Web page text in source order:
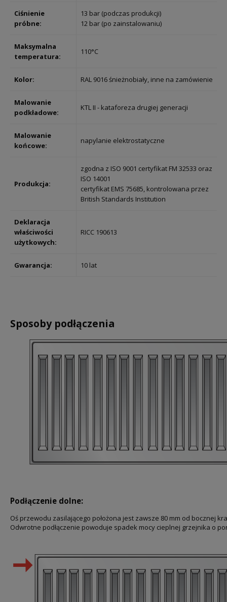
Ciśnienie
próbne:
13 bar (podczas produkcji)
12 bar (po zainstalowaniu)
Maksymalna
temperatura:
110°C
Kolor: RAL 9016 śnieżnobiały, inne na zamówienie
Malowanie
podkładowe:
KTL II - kataforeza drugiej generacji
Malowanie
końcowe:
napylanie elektrostatyczne
Produkcja:
zgodna z ISO 9001 certyfikat FM 32533 oraz
ISO 14001
certyfikat EMS 75685, kontrolowana przez
British Standards Institution
Deklaracja
właściwości
użytkowych:
RICC 190613
Gwarancja: 10 lat
Sposoby podłączenia
Podłączenie dolne:
Oś przewodu zasilającego położona jest zawsze 80 mm od bocznej
Odwrotne podłączenie powoduje spadek mocy cieplnej grzejnika o